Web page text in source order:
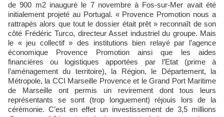
de 900 m2 inauguré le 7 novembre à Fos-sur-Mer avait été
initialement projeté au Portugal. « Provence Promotion nous a
rattrapés alors que tout le dossier était prêt » reconnaît de son
côté Frédéric Turco, directeur Asset industriel du groupe. Mais
le « jeu collectif » des institutions bien relayé par l’agence
économique Provence Promotion ainsi que les aides
financières ou logistiques apportées par l’Etat (prime à
l’aménagement du territoire), la Région, le Département, la
Métropole, la CCI Marseille Provence et le Grand Port Maritime
de Marseille ont permis un revirement dont tous leurs
représentants se sont (trop longuement) réjouis lors de la
cérémonie. C’est en effet un investissement de 3,5 millions